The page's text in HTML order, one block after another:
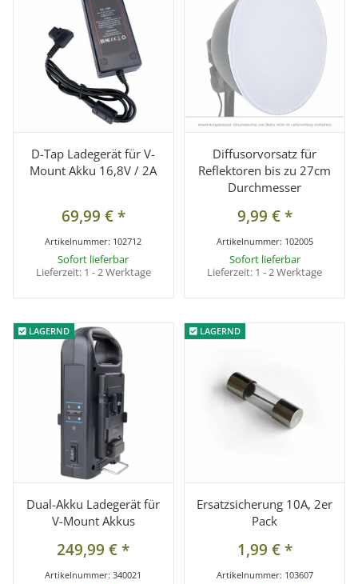
D-Tap Ladegerät für V-
Mount Akku 16,8V / 2A
69,99 €*
Artikelnummer: 102712
Sofort lieferbar
Lieferzeit: 1 - 2 Werktage
Diffusorvorsatz für
Reflektoren bis zu 27cm
Durchmesser
9,99 €*
Artikelnummer: 102005
Sofort lieferbar
Lieferzeit: 1 - 2 Werktage
LAGERND
LAGERND
Dual-Akku Ladegerät für
V-Mount Akkus
249,99 €*
Artikelnummer:340021
LAGERND
LAGERND
Ersatzsicherung 10A, 2er
Pack
1,99 €*
Artikelnummer: 103607